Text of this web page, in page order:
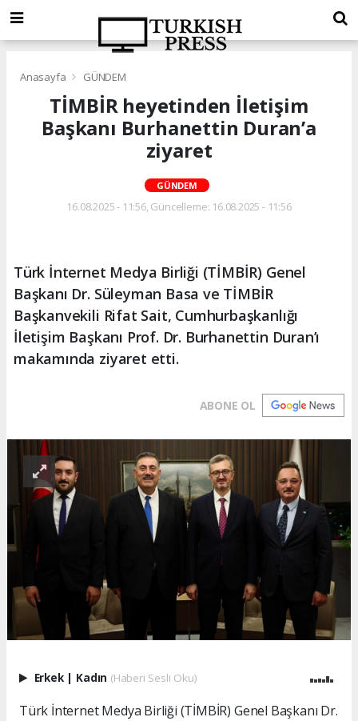
Anasayfa GÜNDEM
TİMBİR heyetinden İletişim
Başkanı Burhanettin Duran’a
ziyaret
GÜNDEM
16.08.2025 - 11:56, Güncelleme: 16.08.2025 - 11:56
Türk İnternet Medya Birliği (TİMBİR) Genel
Başkanı Dr. Süleyman Basa ve TİMBİR
Başkanvekili Rifat Sait, Cumhurbaşkanlığı
İletişim Başkanı Prof. Dr. Burhanettin Duran’ı
makamında ziyaret etti.
ABONE OL
Erkek | Kadın (Haberi Sesli Oku)
Türk İnternet Medya Birliği (TİMBİR) Genel Başkanı Dr.